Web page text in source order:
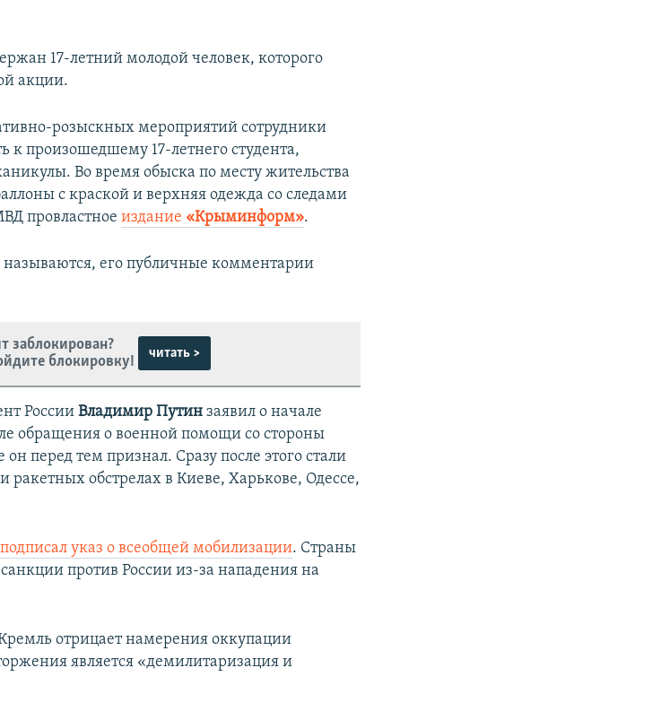
17-летний молодой человек, которого
акции.
розыскных мероприятий сотрудники
к произошедшему 17-летнего студента,
Во время обыска по месту жительства
с краской и верхняя одежда со следами
провластноеиздание «Крыминформ».
его публичные комментарии
заблокирован?
блокировку!
читать >
РоссииВладимир Путин заявил о начале
обращения о военной помощи со стороны
перед тем признал. Сразу после этого стали
ракетных обстрелах в Киеве, Харькове, Одессе,
подписал указ о всеобщей мобилизации. Страны
против России из-за нападения на
отрицает намерения оккупации
является «демилитаризация и